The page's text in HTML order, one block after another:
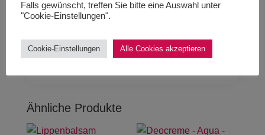
www.florex.at
0 Kommentare
Ähnliche Produkte
Falls gewünscht, treffen Sie bitte eine Auswahl unter
"Cookie-Einstellungen".
Cookie-Einstellungen Alle Cookies akzeptieren